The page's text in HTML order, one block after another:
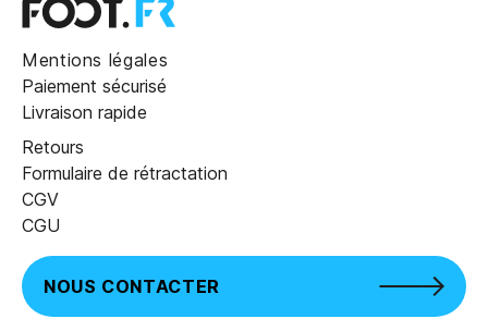
Mentions légales
Paiement sécurisé
Livraison rapide
Retours
Formulaire de rétractation
CGV
CGU
NOUS CONTACTER